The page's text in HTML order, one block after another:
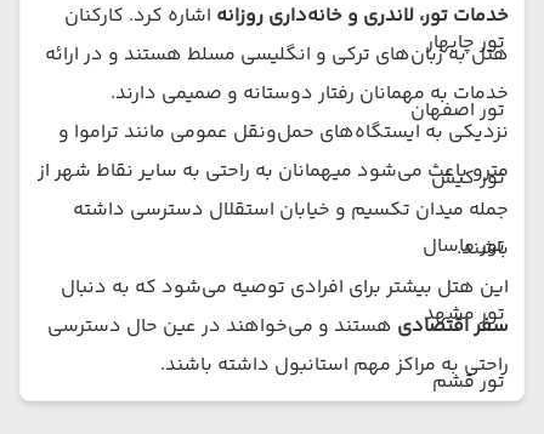
تور چابهار
تور اصفهان
تور کیش
تور ماسال
تور مشهد
تور قشم
خدمات تور، لاندری و خانه‌داری روزانه اشاره کرد. کارکنان
هتل به زبان‌های ترکی و انگلیسی مسلط هستند و در ارائه
خدمات به مهمانان رفتار دوستانه و صمیمی دارند.
نزدیکی به ایستگاه‌های حمل‌ونقل عمومی مانند تراموا و
مترو باعث می‌شود میهمانان به راحتی به سایر نقاط شهر از
جمله میدان تکسیم و خیابان استقلال دسترسی داشته
باشند.
این هتل بیشتر برای افرادی توصیه می‌شود که به دنبال
سفر اقتصادی هستند و می‌خواهند در عین حال دسترسی
راحتی به مراکز مهم استانبول داشته باشند.